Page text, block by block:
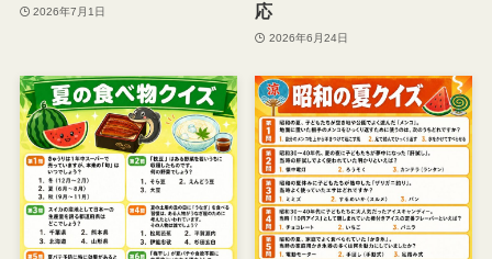
2026年7月1日
応
2026年6月24日